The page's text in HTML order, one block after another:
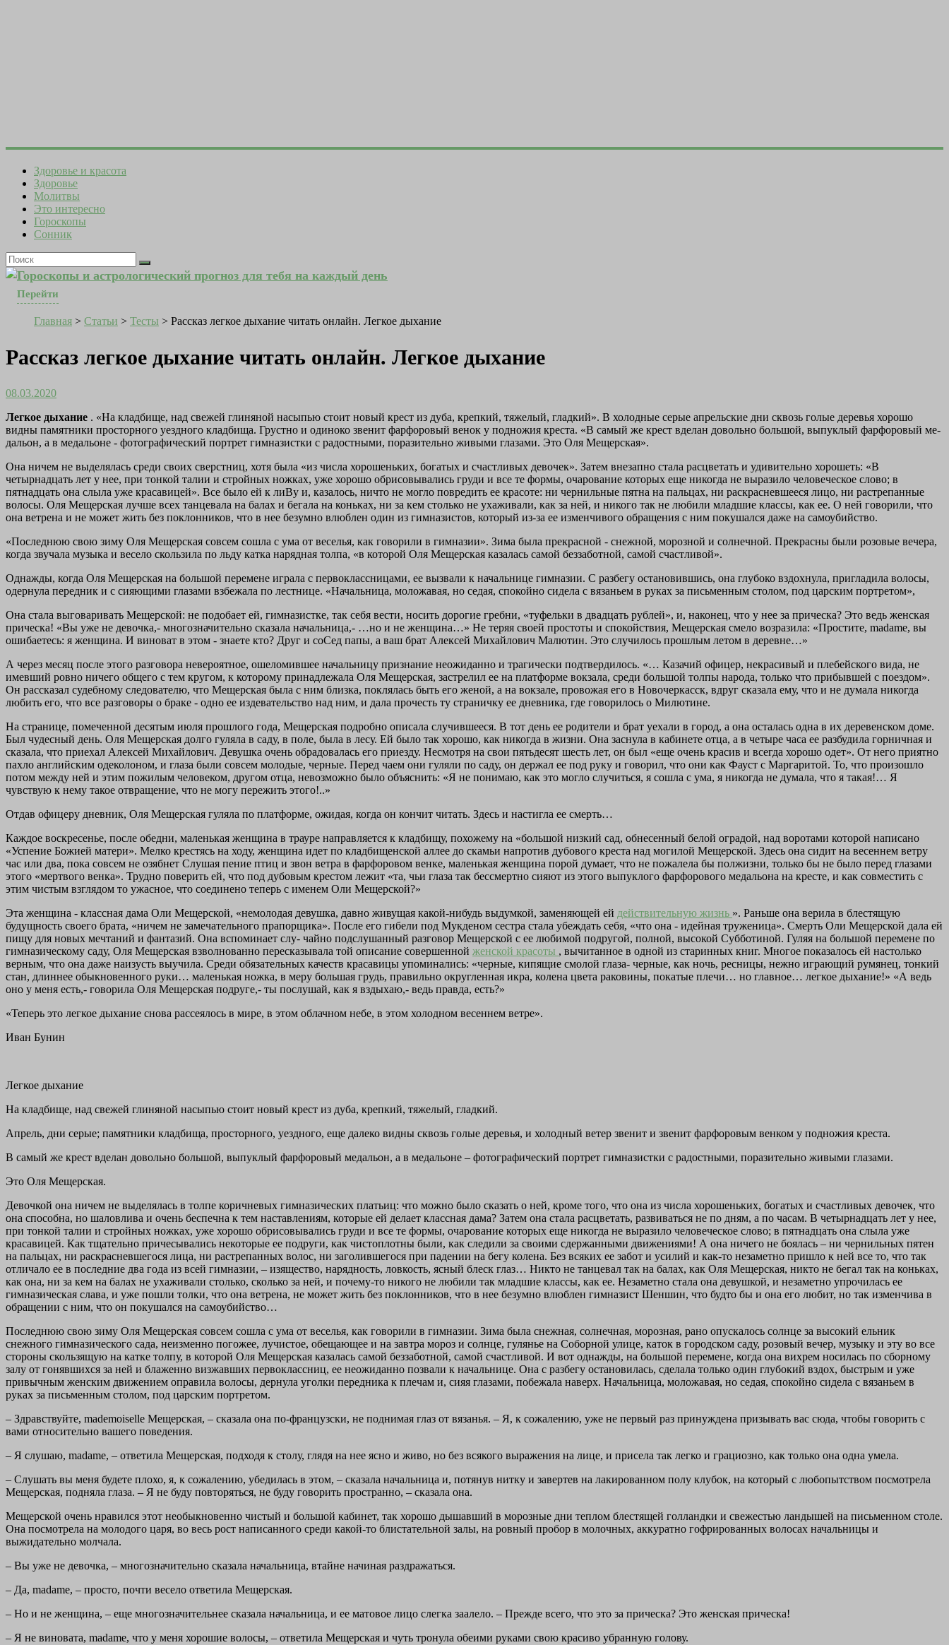
Здоровье и красота
Здоровье
Молитвы
Это интересно
Гороскопы
Сонник
Гороскопы и астрологический прогноз для тебя на каждый день
Перейти
Главная > Статьи > Тесты > Рассказ легкое дыхание читать онлайн. Легкое дыхание
Рассказ легкое дыхание читать онлайн. Легкое дыхание
08.03.2020
Легкое дыхание . «На кладбище, над свежей глиняной насыпью стоит новый крест из дуба, крепкий, тяжелый, гладкий». В холодные серые апрельские дни сквозь голые деревья хорошо
видны памятники просторного уездного клад­бища. Грустно и одиноко звенит фарфоровый венок у подножия креста. «В самый же крест вделан довольно большой, выпуклый фарфоровый ме­
дальон, а в медальоне - фотографический портрет гимназистки с радост­ными, поразительно живыми глазами. Это Оля Мещерская».
Она ничем не выделялась среди своих сверстниц, хотя была «из числа хорошеньких, богатых и счастливых девочек». Затем внезапно стала рас­цветать и удивительно хорошеть: «В
четырнадцать лет у нее, при тонкой талии и стройных ножках, уже хорошо обрисовывались груди и все те фор­мы, очарование которых еще никогда не выразило человеческое слово; в
пятнадцать она слыла уже красавицей». Все было ей к лиВу и, казалось, ничто не могло повредить ее красоте: ни чернильные пятна на пальцах, ни раскрасневшееся лицо, ни растрепанные
волосы. Оля Мещерская лучше всех танцевала на балах и бегала на коньках, ни за кем столько не ухажива­ли, как за ней, и никого так не любили младшие классы, как ее. О ней гово­рили, что
она ветрена и не может жить без поклонников, что в нее безумно влюблен один из гимназистов, который из-за ее изменчивого обращения с ним покушался даже на самоубийство.
«Последнюю свою зиму Оля Мещерская совсем сошла с ума от веселья, как говорили в гимназии». Зима была прекрасной - снежной, морозной и солнечной. Прекрасны были розовые вечера,
когда звучала музыка и ве­село скользила по льду катка нарядная толпа, «в которой Оля Мещерская казалась самой беззаботной, самой счастливой».
Однажды, когда Оля Мещерская на большой перемене играла с перво­классницами, ее вызвали к начальнице гимназии. С разбегу остановившись, она глубоко вздохнула, пригладила волосы,
одернула передник и с сияющими глазами взбежала по лестнице. «Начальница, моложавая, но седая, спокойно сидела с вязаньем в руках за письменным столом, под царским портретом»,
Она стала выговаривать Мещерской: не подобает ей, гимназистке, так себя вести, носить дорогие гребни, «туфельки в двадцать рублей», и, наконец, что у нее за прическа? Это ведь женская
прическа! «Вы уже не девочка,- многозначительно сказала начальница,- …но и не женщина…» Не теряя своей простоты и спокойствия, Мещерская смело возразила: «Простите, madame, вы
ошибаетесь: я женщина. И виноват в этом - знаете кто? Друг и соСед папы, а ваш брат Алексей Михайлович Малютин. Это случилось прошлым летом в деревне…»
А через месяц после этого разговора невероятное, ошеломившее началь­ницу признание неожиданно и трагически подтвердилось. «… Казачий офицер, некрасивый и плебейского вида, не
имевший ровно ничего общего с тем кругом, к которому принадлежала Оля Мещерская, застрелил ее на платформе вокзала, среди большой толпы народа, только что прибывшей с поездом».
Он рассказал судебному следователю, что Мещерская была с ним близка, поклялась быть его женой, а на вокзале, провожая его в Новочер­касск, вдруг сказала ему, что и не думала никогда
любить его, что все раз­говоры о браке - одно ее издевательство над ним, и дала прочесть ту стра­ничку ее дневника, где говорилось о Милютине.
На странице, помеченной десятым июля прошлого года, Мещерская под­робно описала случившееся. В тот день ее родители и брат уехали в город, а она осталась одна в их деревенском доме.
Был чудесный день. Оля Мещерская долго гуляла в саду, в поле, была в лесу. Ей было так хорошо, как никогда в жиз­ни. Она заснула в кабинете отца, а в четыре часа ее разбудила горничная и
ска­зала, что приехал Алексей Михайлович. Девушка очень обрадовалась его при­езду. Несмотря на свои пятьдесят шесть лет, он был «еще очень красив и всегда хорошо одет». От него приятно
пахло английским одеколоном, и глаза были совсем молодые, черные. Перед чаем они гуляли по саду, он держал ее под руку и говорил, что они как Фауст с Маргаритой. То, что произошло
потом между ней и этим пожилым человеком, другом отца, невозможно было объяснить: «Я не понимаю, как это могло случиться, я сошла с ума, я никогда не думала, что я такая!… Я
чувствую к нему такое отвращение, что не могу пережить этого!..»
Отдав офицеру дневник, Оля Мещерская гуляла по платформе, ожидая, когда он кончит читать. Здесь и настигла ее смерть…
Каждое воскресенье, после обедни, маленькая женщина в трауре на­правляется к кладбищу, похожему на «большой низкий сад, обнесенный белой оградой, над воротами которой написано
«Успение Божией матери». Мелко крестясь на ходу, женщина идет по кладбищенской аллее до скамьи напротив дубового креста над могилой Мещерской. Здесь она сидит на ве­сеннем ветру
час или два, пока совсем не озябнет Слушая пение птиц и звон ветра в фарфоровом венке, маленькая женщина порой думает, что не по­жалела бы полжизни, только бы не было перед глазами
этого «мертвого венка». Трудно поверить ей, что под дубовым крестом лежит «та, чьи глаза так бессмертно сияют из этого выпуклого фарфорового медальона на кресте, и как совместить с
этим чистым взглядом то ужасное, что соединено теперь с именем Оли Мещерской?»
Эта женщина - классная дама Оли Мещерской, «немолодая девушка, давно живущая какой-нибудь выдумкой, заменяющей ей действительную жизнь ». Раньше она верила в блестящую
будущность своего брата, «ничем не замечательного прапорщика». После его гибели под Мукденом сестра стала убеждать себя, «что она - идейная труженица». Смерть Оли Мещер­ской дала ей
пищу для новых мечтаний и фантазий. Она вспоминает слу- чайно подслушанный разговор Мещерской с ее любимой подругой, полной, высокой Субботиной. Гуляя на большой перемене по
гимназическому саду, Оля Мещерская взволнованно пересказывала той описание совершенной женской красоты , вычитанное в одной из старинных книг. Многое показа­лось ей настолько
верным, что она даже наизусть выучила. Среди обязатель­ных качеств красавицы упоминались: «черные, кипящие смолой глаза- черные, как ночь, ресницы, нежно играющий румянец, тонкий
стан, длиннее обыкновенного руки… маленькая ножка, в меру большая грудь, правильно округленная икра, колена цвета раковины, покатые плечи… но главное… лег­кое дыхание!» «А ведь
оно у меня есть,- говорила Оля Мещерская подруге,- ты послушай, как я вздыхаю,- ведь правда, есть?»
«Теперь это легкое дыхание снова рассеялось в мире, в этом облачном небе, в этом холодном весеннем ветре».
Иван Бунин
Легкое дыхание
На кладбище, над свежей глиняной насыпью стоит новый крест из дуба, крепкий, тяжелый, гладкий.
Апрель, дни серые; памятники кладбища, просторного, уездного, еще далеко видны сквозь голые деревья, и холодный ветер звенит и звенит фарфоровым венком у подножия креста.
В самый же крест вделан довольно большой, выпуклый фарфоровый медальон, а в медальоне – фотографический портрет гимназистки с радостными, поразительно живыми глазами.
Это Оля Мещерская.
Девочкой она ничем не выделялась в толпе коричневых гимназических платьиц: что можно было сказать о ней, кроме того, что она из числа хорошеньких, богатых и счастливых девочек, что
она способна, но шаловлива и очень беспечна к тем наставлениям, которые ей делает классная дама? Затем она стала расцветать, развиваться не по дням, а по часам. В четырнадцать лет у нее,
при тонкой талии и стройных ножках, уже хорошо обрисовывались груди и все те формы, очарование которых еще никогда не выразило человеческое слово; в пятнадцать она слыла уже
красавицей. Как тщательно причесывались некоторые ее подруги, как чистоплотны были, как следили за своими сдержанными движениями! А она ничего не боялась – ни чернильных пятен
на пальцах, ни раскрасневшегося лица, ни растрепанных волос, ни заголившегося при падении на бегу колена. Без всяких ее забот и усилий и как-то незаметно пришло к ней все то, что так
отличало ее в последние два года из всей гимназии, – изящество, нарядность, ловкость, ясный блеск глаз… Никто не танцевал так на балах, как Оля Мещерская, никто не бегал так на коньках,
как она, ни за кем на балах не ухаживали столько, сколько за ней, и почему-то никого не любили так младшие классы, как ее. Незаметно стала она девушкой, и незаметно упрочилась ее
гимназическая слава, и уже пошли толки, что она ветрена, не может жить без поклонников, что в нее безумно влюблен гимназист Шеншин, что будто бы и она его любит, но так изменчива в
обращении с ним, что он покушался на самоубийство…
Последнюю свою зиму Оля Мещерская совсем сошла с ума от веселья, как говорили в гимназии. Зима была снежная, солнечная, морозная, рано опускалось солнце за высокий ельник
снежного гимназического сада, неизменно погожее, лучистое, обещающее и на завтра мороз и солнце, гулянье на Соборной улице, каток в городском саду, розовый вечер, музыку и эту во все
стороны скользящую на катке толпу, в которой Оля Мещерская казалась самой беззаботной, самой счастливой. И вот однажды, на большой перемене, когда она вихрем носилась по сборному
залу от гонявшихся за ней и блаженно визжавших первоклассниц, ее неожиданно позвали к начальнице. Она с разбегу остановилась, сделала только один глубокий вздох, быстрым и уже
привычным женским движением оправила волосы, дернула уголки передника к плечам и, сияя глазами, побежала наверх. Начальница, моложавая, но седая, спокойно сидела с вязаньем в
руках за письменным столом, под царским портретом.
– Здравствуйте, mademoiselle Мещерская, – сказала она по-французски, не поднимая глаз от вязанья. – Я, к сожалению, уже не первый раз принуждена призывать вас сюда, чтобы говорить с
вами относительно вашего поведения.
– Я слушаю, madame, – ответила Мещерская, подходя к столу, глядя на нее ясно и живо, но без всякого выражения на лице, и присела так легко и грациозно, как только она одна умела.
– Слушать вы меня будете плохо, я, к сожалению, убедилась в этом, – сказала начальница и, потянув нитку и завертев на лакированном полу клубок, на который с любопытством посмотрела
Мещерская, подняла глаза. – Я не буду повторяться, не буду говорить пространно, – сказала она.
Мещерской очень нравился этот необыкновенно чистый и большой кабинет, так хорошо дышавший в морозные дни теплом блестящей голландки и свежестью ландышей на письменном столе.
Она посмотрела на молодого царя, во весь рост написанного среди какой-то блистательной залы, на ровный пробор в молочных, аккуратно гофрированных волосах начальницы и
выжидательно молчала.
– Вы уже не девочка, – многозначительно сказала начальница, втайне начиная раздражаться.
– Да, madame, – просто, почти весело ответила Мещерская.
– Но и не женщина, – еще многозначительнее сказала начальница, и ее матовое лицо слегка заалело. – Прежде всего, что это за прическа? Это женская прическа!
– Я не виновата, madame, что у меня хорошие волосы, – ответила Мещерская и чуть тронула обеими руками свою красиво убранную голову.